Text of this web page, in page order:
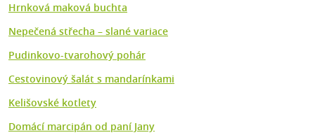
Hrnková maková buchta
Nepečená střecha – slané variace
Pudinkovo-tvarohový pohár
Cestovinový šalát s mandarínkami
Kelišovské kotlety
Domácí marcipán od paní Jany